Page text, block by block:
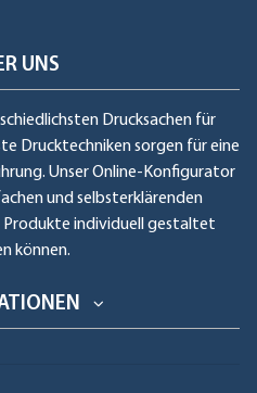
UNS
Drucksachen für
Drucktechniken sorgen für eine
Unser Online-Konfigurator
und selbsterklärenden
Produkte individuell gestaltet
können.